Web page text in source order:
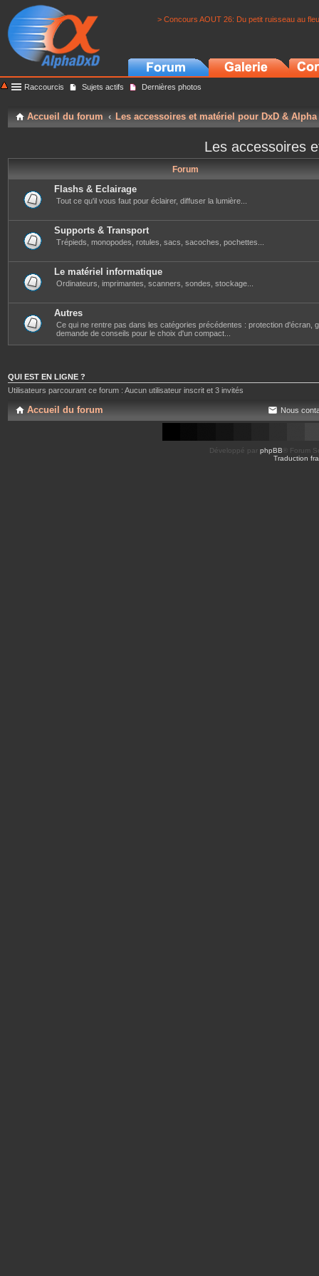
> Concours AOUT 26: Du petit ruisseau au
Raccourcis Sujets actifs Dernières photos
Accueil du forum Les accessoires et matériel pour DxD & Alpha
Les accessoires
Forum
Flashs & Eclairage
Tout ce qu'il vous faut pour éclairer, diffuser la lumière...
Supports & Transport
Trépieds, monopodes, rotules, sacs, sacoches, pochettes...
Le matériel informatique
Ordinateurs, imprimantes, scanners, sondes, stockage...
Autres
Ce qui ne rentre pas dans les catégories précédentes : protection d'écran,
demande de conseils pour le choix d'un compact...
QUI EST EN LIGNE ?
Utilisateurs parcourant ce forum : Aucun utilisateur inscrit et 3 invités
Accueil du forum Nous
Développé par phpBB ® Forum
Traduction